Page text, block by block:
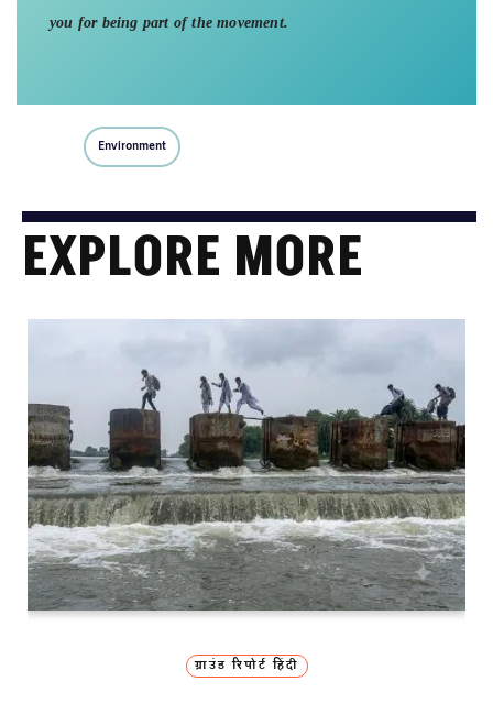
you for being part of the movement.
Environment
EXPLORE MORE
ग्राउंड रिपोर्ट हिंदी